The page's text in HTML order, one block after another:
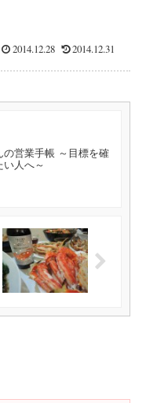
2014.12.28 2014.12.31
の営業手帳 ～目標を確
人へ～